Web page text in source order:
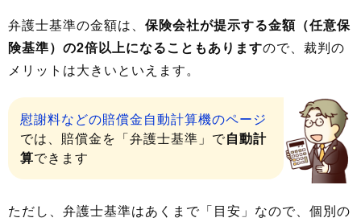
弁護士基準の金額は、 保険会社が提示する金額（任意保
険基準）の2倍以上になることもありますので、裁判の
メリットは大きいといえます。
慰謝料などの賠償金自動計算機のページ
では、賠償金を「弁護士基準」で自動計
算できます
ただし、弁護士基準はあくまで「目安」なので、個別の